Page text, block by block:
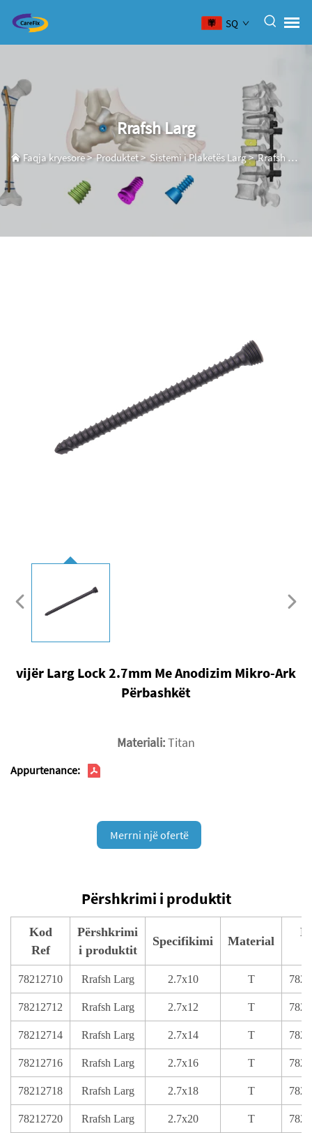
SQ
Rrafsh Larg
Faqja kryesore>Produktet> Sistemi i Plaketës Larg>Rrafsh Larg
vijër Larg Lock 2.7mm Me Anodizim Mikro-Ark
Përbashkët
Materiali:Titan
Appurtenance:
Merrni një ofertë
Përshkrimi i produktit
Kod
Ref
Përshkrimi
i produktit
Specifikimi Material
78212710 Rrafsh Larg 2.7x10 T
78212712 Rrafsh Larg 2.7x12 T
78212714 Rrafsh Larg 2.7x14 T
78212716 Rrafsh Larg 2.7x16 T
78212718 Rrafsh Larg 2.7x18 T
78212720 Rrafsh Larg 2.7x20 T